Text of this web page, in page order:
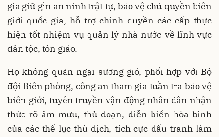
gia giữ gìn an ninh trật tự, bảo vệ chủ quyền biên
giới quốc gia, hỗ trợ chính quyền các cấp thực
hiện tốt nhiệm vụ quản lý nhà nước về lĩnh vực
dân tộc, tôn giáo.
Họ không quản ngại sương gió, phối hợp với Bộ
đội Biên phòng, công an tham gia tuần tra bảo vệ
biên giới, tuyên truyền vận động nhân dân nhận
thức rõ âm mưu, thủ đoạn, diễn biến hòa bình
của các thế lực thù địch, tích cực đấu tranh làm